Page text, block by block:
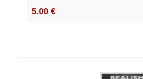
5.00 €